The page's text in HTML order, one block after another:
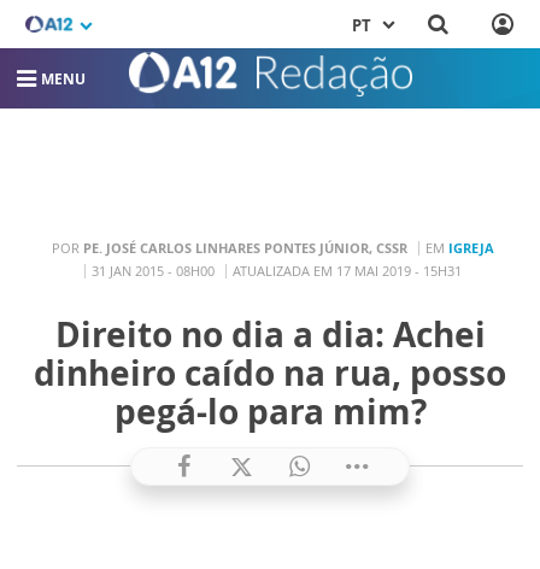
PT
MENU
POR PE. JOSÉ CARLOS LINHARES PONTES JÚNIOR, CSSR EM IGREJA
31 JAN 2015 - 08H00
ATUALIZADA EM 17 MAI 2019 - 15H31
Direito no dia a dia: Achei
dinheiro caído na rua, posso
pegá-lo para mim?